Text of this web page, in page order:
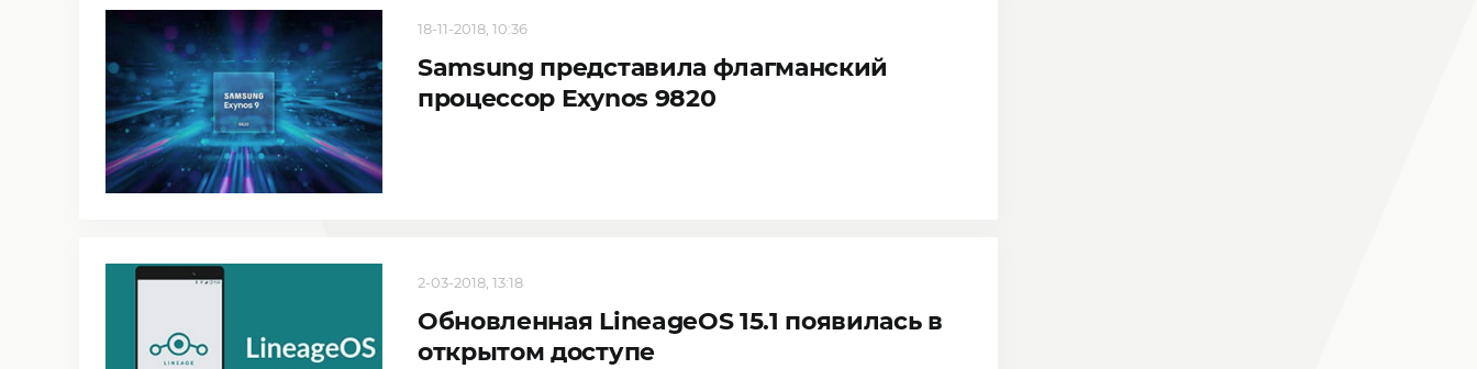
18-11-2018, 10:36
Samsung представила флагманский
процессор Exynos 9820
2-03-2018, 13:18
Обновленная LineageOS 15.1 появилась в
открытом доступе